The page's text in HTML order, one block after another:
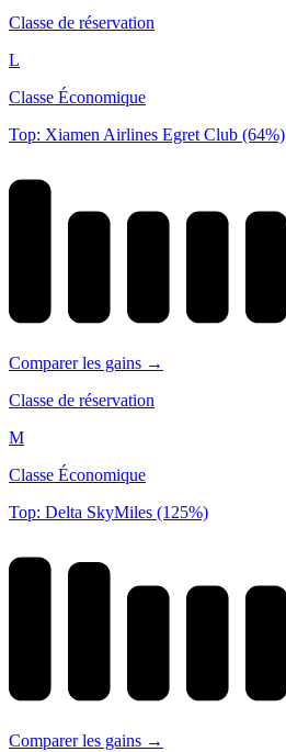
Classe de réservation
L
Classe Économique
Top: Xiamen Airlines Egret Club (64%)
Comparer les gains →
Classe de réservation
M
Classe Économique
Top: Delta SkyMiles (125%)
Comparer les gains →